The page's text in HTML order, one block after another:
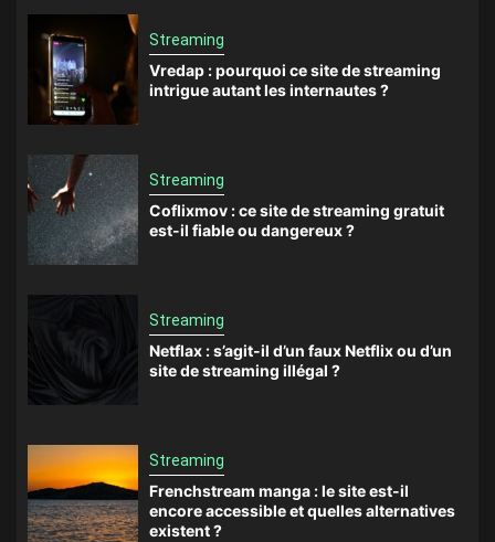
Streaming
Vredap : pourquoi ce site de streaming
intrigue autant les internautes ?
Streaming
Coflixmov : ce site de streaming gratuit
est-il fiable ou dangereux ?
Streaming
Netflax : s’agit-il d’un faux Netflix ou d’un
site de streaming illégal ?
Streaming
Frenchstream manga : le site est-il
encore accessible et quelles alternatives
existent ?